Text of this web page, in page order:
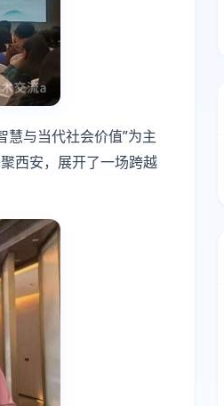
与当代社会价值”为主
西安，展开了一场跨越